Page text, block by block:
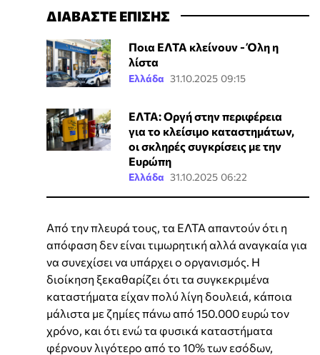
ΔΙΑΒΑΣΤΕ ΕΠΙΣΗΣ
Ποια ΕΛΤΑ κλείνουν - Όλη η
λίστα
Ελλάδα 31.10.2025 09:15
ΕΛΤΑ: Oργή στην περιφέρεια
για το κλείσιμο καταστημάτων,
οι σκληρές συγκρίσεις με την
Ευρώπη
Ελλάδα 31.10.2025 06:22
Από την πλευρά τους, τα ΕΛΤΑ απαντούν ότι η
απόφαση δεν είναι τιμωρητική αλλά αναγκαία για
να συνεχίσει να υπάρχει ο οργανισμός. Η
διοίκηση ξεκαθαρίζει ότι τα συγκεκριμένα
καταστήματα είχαν πολύ λίγη δουλειά, κάποια
μάλιστα με ζημίες πάνω από 150.000 ευρώ τον
χρόνο, και ότι ενώ τα φυσικά καταστήματα
φέρνουν λιγότερο από το 10% των εσόδων,